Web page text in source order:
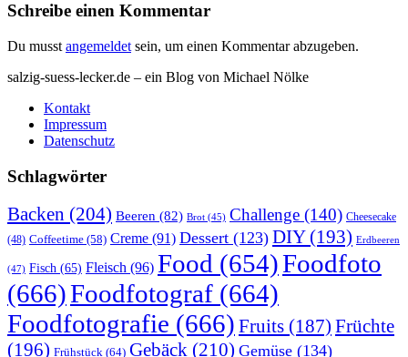
Schreibe einen Kommentar
Du musst angemeldet sein, um einen Kommentar abzugeben.
salzig-suess-lecker.de – ein Blog von Michael Nölke
Kontakt
Impressum
Datenschutz
Schlagwörter
Backen (204) Beeren (82) Brot (45) Challenge (140) Cheesecake
(48) Coffeetime (58) Creme (91) Dessert (123) DIY(193) Erdbeeren
(47) Fisch (65) Fleisch (96) Food (654)Foodfoto
(666)Foodfotograf (664)
Foodfotografie (666) Fruits (187) Früchte
(196) Frühstück (64) Gebäck (210) Gemüse (134)